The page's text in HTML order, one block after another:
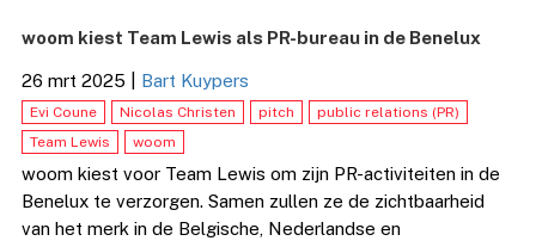
woom kiest Team Lewis als PR-bureau in de Benelux
26 mrt 2025 Bart Kuypers
Evi Coune Nicolas Christen pitch
public relations (PR)
Team Lewis
woom
woom kiest voor Team Lewis om zijn PR-activiteiten in de
Benelux te verzorgen. Samen zullen ze de zichtbaarheid
van het merk in de Belgische, Nederlandse en